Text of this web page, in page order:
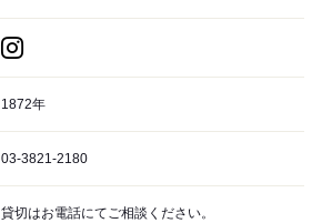
1872年
03-3821-2180
貸切はお電話にてご相談ください。